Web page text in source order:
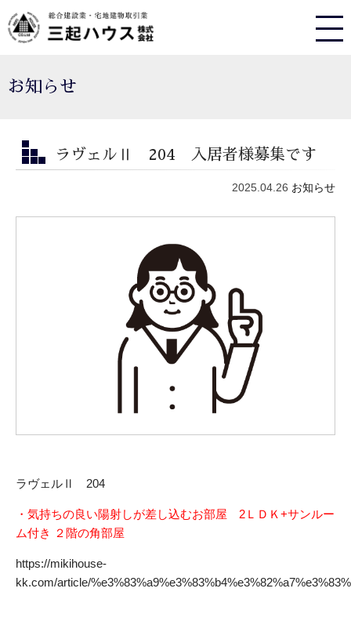
お知らせ
ラヴェルⅡ 204 入居者様募集です
2025.04.26 お知らせ
ラヴェルⅡ 204
・気持ちの良い陽射しが差し込むお部屋 2ＬＤＫ+サンルー
ム付き ２階の角部屋
https://mikihouse-
kk.com/article/